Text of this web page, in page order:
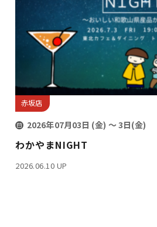
赤坂店
2026年07月03日 (金) 〜 3日(金)
わかやまNIGHT
2026.06.10 UP